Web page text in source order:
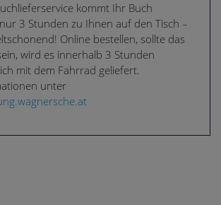
kommt Ihr Buch
3 Stunden zu Ihnen auf den Tisch –
Online bestellen, sollte das
wird es innerhalb 3 Stunden
mit dem Fahrrad geliefert.
unter